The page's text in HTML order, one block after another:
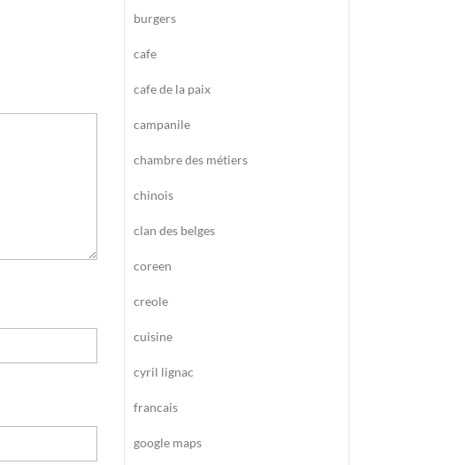
burgers
cafe
cafe de la paix
campanile
chambre des métiers
chinois
clan des belges
coreen
creole
cuisine
cyril lignac
francais
google maps